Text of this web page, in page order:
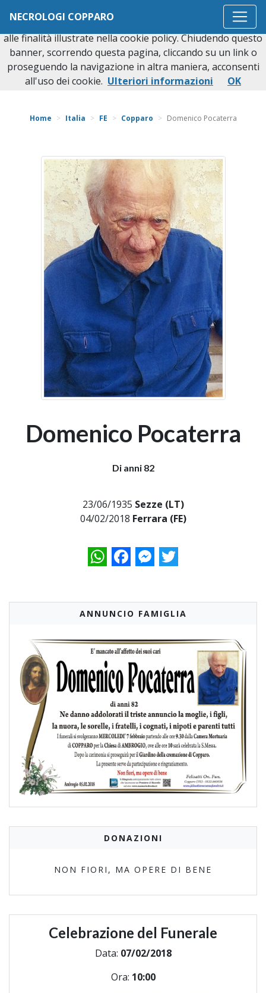
NECROLOGI COPPARO
Torna indietro
Home Italia FE Copparo Domenico Pocaterra
Domenico Pocaterra
Di anni 82
23/06/1935 Sezze (LT)
04/02/2018 Ferrara (FE)
WhatsAppFacebookMessenger
Twitter
ANNUNCIO FAMIGLIA
DONAZIONI
NON FIORI, MA OPERE DI BENE
Celebrazione del Funerale
Data: 07/02/2018
Ora: 10:00
Questo sito o gli strumenti terzi da questo utilizzati si
avvalgono di cookie necessari al funzionamento ed utili
alle finalità illustrate nella cookie policy. Chiudendo questo
banner, scorrendo questa pagina, cliccando su un link o
proseguendo la navigazione in altra maniera, acconsenti
all'uso dei cookie. Ulteriori informazioni OK